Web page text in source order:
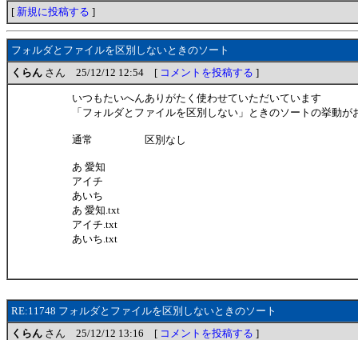
[ 新規に投稿する ]
フォルダとファイルを区別しないときのソート
くらん さん 25/12/12 12:54 [ コメントを投稿する ]
いつもたいへんありがたく使わせていただいています
「フォルダとファイルを区別しない」ときのソートの挙動
通常 区別なし
あ 愛知
アイチ
あいち
あ 愛知.txt
アイチ.txt
あいち.txt
RE:11748 フォルダとファイルを区別しないときのソート
くらん さん 25/12/12 13:16 [ コメントを投稿する ]